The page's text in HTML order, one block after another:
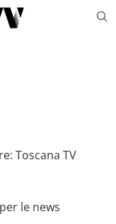
Toscana TV
le news